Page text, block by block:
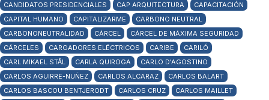
CANDIDATOS PRESIDENCIALES
CAP ARQUITECTURA
CAPACITACIÓN
CAPITAL HUMANO
CAPITALIZARME
CARBONO NEUTRAL
CARBONONEUTRALIDAD
CÁRCEL
CÁRCEL DE MÁXIMA SEGURIDAD
CÁRCELES
CARGADORES ELÉCTRICOS CARIBE
CARILÓ
CARL MIKAEL STÅL
CARLA QUIROGA
CARLO D'AGOSTINO
CARLOS AGUIRRE-NUÑEZ
CARLOS ALCARAZ
CARLOS BALART
CARLOS BASCOU BENTJERODT
CARLOS CRUZ
CARLOS MAILLET